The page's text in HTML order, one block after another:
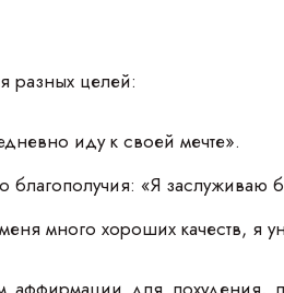
разных целей:
иду к своей мечте».
«Я заслуживаю
много хороших качеств, я